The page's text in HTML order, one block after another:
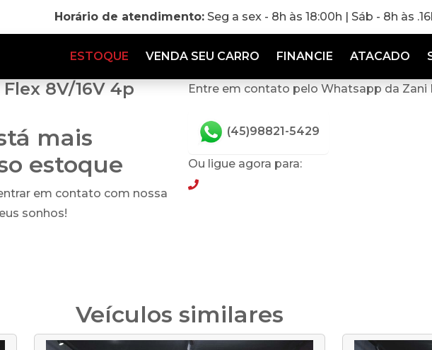
Horário de atendimento: Seg a sex - 8h às 18:00h | Sáb - 8h às
ESTOQUE VENDA SEU CARRO FINANCIE ATACADO
8V/16V 4p
mais
estoque
em contato com nossa
sonhos!
Entre em contato pelo Whatsapp da Zani
(45)98821-5429
Ou ligue agora para:
Veículos similares